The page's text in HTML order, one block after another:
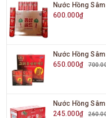
600.000₫
650.000₫
245.000₫